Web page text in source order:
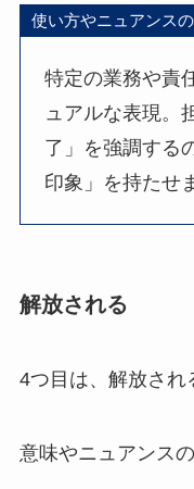
使い方やニュアンス
特定の業務や責
ュアルな表現。
了」を強調する
印象」を持たせ
解放される
4つ目は、解放され
意味やニュアンス